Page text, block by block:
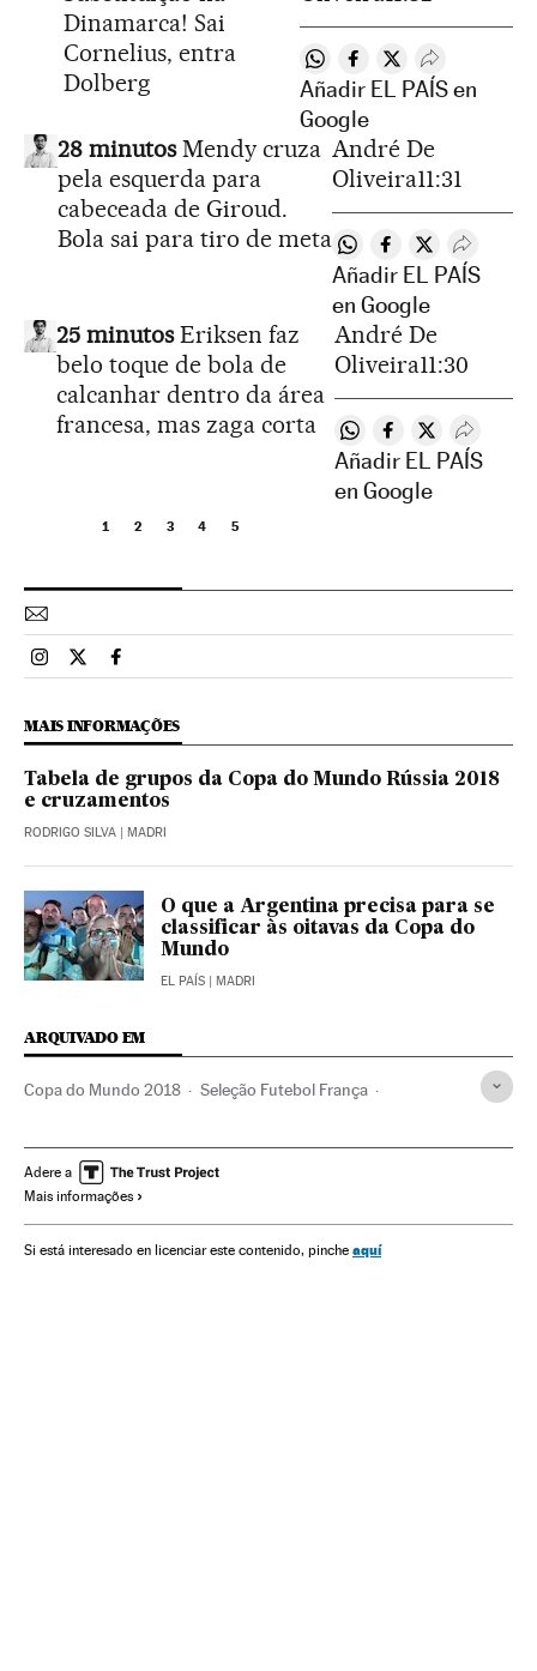
Dinamarca! Sai
Cornelius, entra
Dolberg
Compartir en Whatsapp
Compartir en
Compartir en
Desplegar
Añadir EL PAÍS en
Google
28 minutosMendy cruza
pela esquerda para
cabeceada de Giroud.
Bola sai para tiro de meta
André De
Oliveira11:31
Compartir en
Compartir en
Compartir
Añadir EL PAÍS
en Google
25 minutosEriksen faz
belo toque de bola de
calcanhar dentro da área
francesa, mas zaga corta
André De
Oliveira11:30
Compartir en
Compartir en
Compartir
Añadir EL PAÍS
en Google
1 2 3 4 5
Esportes El País Brasil en Instagram
Esportes El País Brasil en Twitter
Esportes El País Brasil en Facebook
MAIS INFORMAÇÕES
Tabela de grupos da Copa do Mundo Rússia 2018
e cruzamentos
RODRIGO SILVA | MADRI
O que a Argentina precisa para se
classificar às oitavas da Copa do
Mundo
EL PAÍS | MADRI
ARQUIVADO EM
Copa do Mundo 2018 Seleção Futebol França
N'Golo Kanté Paul Pogba
Calendário esportivo
Christian Eriksen Copa do Mundo Futebol
Adere a
Mais informações
Si está interesado en licenciar este contenido, pinche aquí